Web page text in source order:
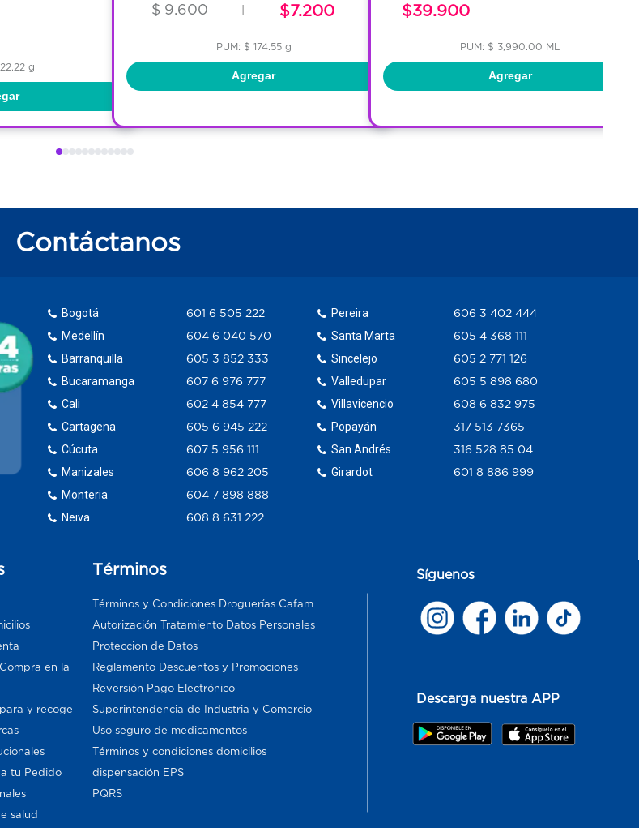
g
$ 9.600 $7.200
PUM: $ 174.55 g
Agregar
$39.900
PUM: $ 3,990.00 ML
Agregar
Contáctanos
Bogotá
Medellín
Barranquilla
Bucaramanga
Cali
Cartagena
Cúcuta
Manizales
Monteria
Neiva
601 6 505 222
604 6 040 570
605 3 852 333
607 6 976 777
602 4 854 777
605 6 945 222
607 5 956 111
606 8 962 205
604 7 898 888
608 8 631 222
Pereira
Santa Marta
Sincelejo
Valledupar
Villavicencio
Popayán
San Andrés
Girardot
606 3 402 444
605 4 368 111
605 2 771 126
605 5 898 680
608 6 832 975
317 513 7365
316 528 85 04
601 8 886 999
en la
y recoge
tu Pedido
salud
Términos
Términos y Condiciones Droguerías Cafam
Autorización Tratamiento Datos Personales
Proteccion de Datos
Reglamento Descuentos y Promociones
Reversión Pago Electrónico
Superintendencia de Industria y Comercio
Uso seguro de medicamentos
Términos y condiciones domicilios
dispensación EPS
PQRS
Síguenos
Descarga nuestra APP